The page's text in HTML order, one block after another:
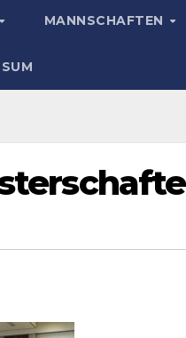
MANNSCHAFTEN